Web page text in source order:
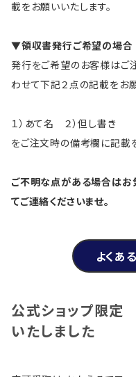
載をお願いいたします。
▼領収書発行ご希望の場合
発行をご希望のお客様はご
わせて下記２点の記載をお
１）あて名 ２）但し書き
をご注文時の備考欄に記載
ご不明な点がある場合はお
てご連絡くださいませ。
よくあ
公式ショップ限定
いたしました